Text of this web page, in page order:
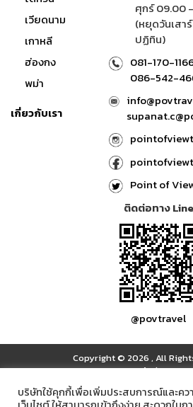
บริษัทใช้คุกกี้เพื่อเพิ่มประสบการณ์และคว
เวียดนาม
เกาหลี
ฮ่องกง
พม่า
เกี่ยวกับเรา
ศุกร์ 09.00
(หยุดวันเสา
ปฏิทิน)
081-170-
086-542-
Point of
ติดต่อทาง Line
@povtravel
Copyright © 2026 , All
เข้าสู่ระบบ